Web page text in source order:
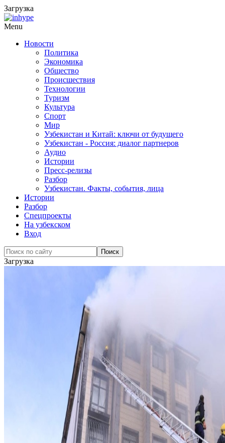
Загрузка
Menu
Новости
Политика
Экономика
Общество
Происшествия
Технологии
Туризм
Культура
Спорт
Мир
Узбекистан и Китай: ключи от будущего
Узбекистан - Россия: диалог партнеров
Аудио
Истории
Пресс-релизы
Разбор
Узбекистан. Факты, события, лица
Истории
Разбор
Спецпроекты
На узбекском
Вход
Загрузка